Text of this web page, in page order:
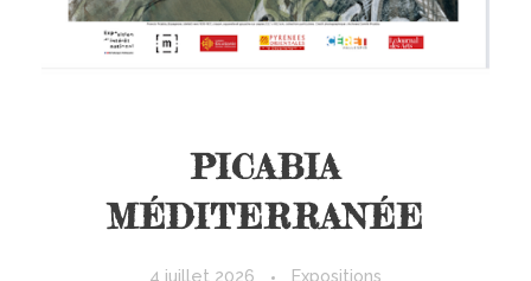
PICABIA
MÉDITERRANÉE
4 juillet 2026 Expositions